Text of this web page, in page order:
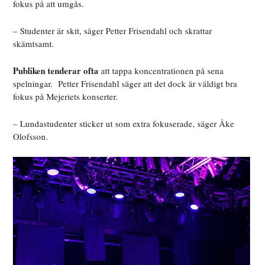
fokus på att umgås.
– Studenter är skit, säger Petter Frisendahl och skrattar
skämtsamt.
Publiken tenderar ofta att tappa koncentrationen på sena
spelningar. Petter Frisendahl säger att det dock är väldigt bra
fokus på Mejeriets konserter.
– Lundastudenter sticker ut som extra fokuserade, säger Åke
Olofsson.